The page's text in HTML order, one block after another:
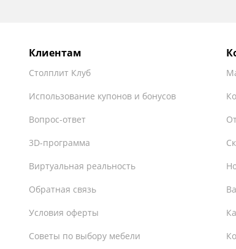
Клиентам
Столплит Клуб
Использование купонов и бонусов
Вопрос-ответ
3D-программа
Виртуальная реальность
Обратная связь
Условия оферты
Советы по выбору мебели